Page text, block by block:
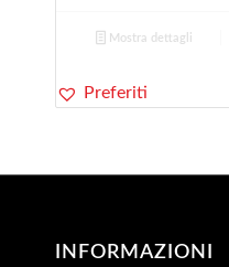
Mostra dettagli
Preferiti
INFORMAZIONI